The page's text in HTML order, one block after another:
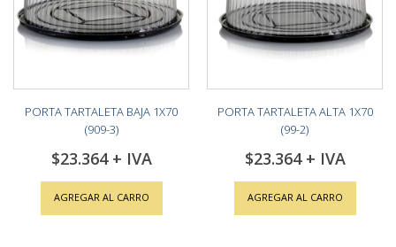
PORTA TARTALETA BAJA 1X70
(909-3)
$23.364
AGREGAR AL CARRO
PORTA TARTALETA ALTA 1X70
(99-2)
$23.364
AGREGAR AL CARRO